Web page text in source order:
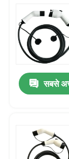
सबसे